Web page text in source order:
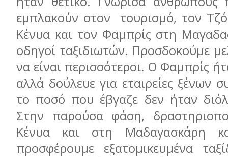
εμπλακούν στον τουρισμό, τον
Κένυα και τον Φαμπρίς στη
οδηγοί ταξιδιωτών. Προσδοκούμε
να είναι περισσότεροι. Ο Φαμπρίς
αλλά δούλευε για εταιρείες ξένων
το ποσό που έβγαζε δεν ήταν
Στην παρούσα φάση,
Κένυα και στη Μαδαγασκάρη
προσφέρουμε εξατομικευμένα